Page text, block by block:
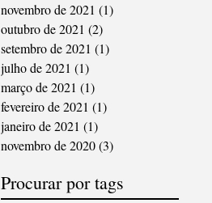
novembro de 2021 (1)
outubro de 2021 (2)
setembro de 2021 (1)
julho de 2021 (1)
março de 2021 (1)
fevereiro de 2021 (1)
janeiro de 2021 (1)
novembro de 2020(3)
Procurar por tags